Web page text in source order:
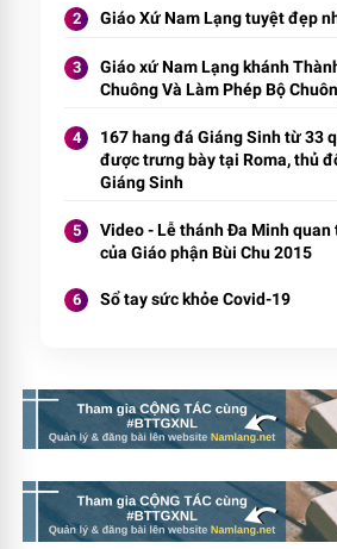
Giáo Xứ Nam Lạng tuyệt đẹp
Giáo xứ Nam Lạng khánh
Chuông Và Làm Phép Bộ
167 hang đá Giáng Sinh từ 33
được trưng bày tại Roma, thủ
Giáng Sinh
Video - Lễ thánh Đa Minh quan
của Giáo phận Bùi Chu 2015
Sổ tay sức khỏe Covid-19